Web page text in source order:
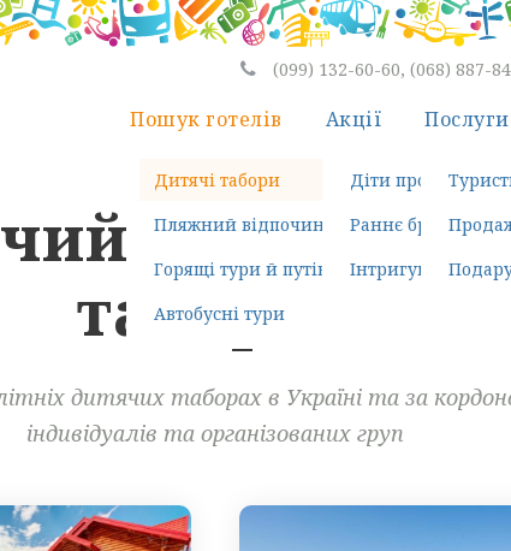
(099) 132-60-60, (068) 887-
Пошук готелів
Дитячі табори
Пляжний відпочинок
Горящі тури й путівки
Автобусні тури
Акції
Діти проживають
Раннє
Інтригуюча
Послуги
таборах
дитячих таборах в Україні та за
індивідуалів та організованих груп